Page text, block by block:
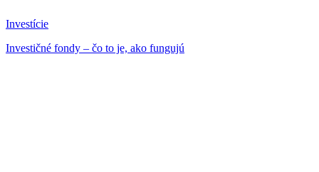
Investície
Investičné fondy – čo to je, ako fungujú